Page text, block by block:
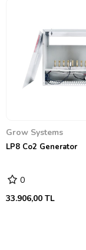
Grow Systems
LP8 Co2 Generator
0
33.906,00 TL